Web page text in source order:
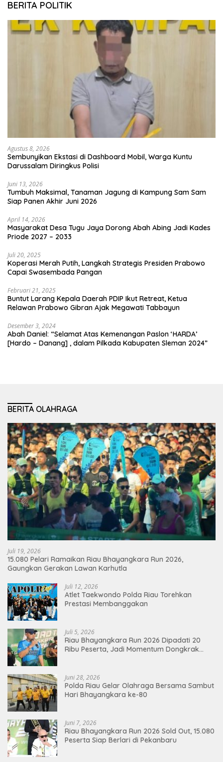
BERITA POLITIK
Agustus 8, 2026
Sembunyikan Ekstasi di Dashboard Mobil, Warga Kuntu
Darussalam Diringkus Polisi
Juni 13, 2026
Tumbuh Maksimal, Tanaman Jagung di Kampung Sam Sam
Siap Panen Akhir Juni 2026
April 14, 2026
Masyarakat Desa Tugu Jaya Dorong Abah Abing Jadi Kades
Priode 2027 – 2033
Juli 20, 2025
Koperasi Merah Putih, Langkah Strategis Presiden Prabowo
Capai Swasembada Pangan
Februari 21, 2025
Buntut Larang Kepala Daerah PDIP Ikut Retreat, Ketua
Relawan Prabowo Gibran Ajak Megawati Tabbayun
Desember 3, 2024
Abah Daniel: “Selamat Atas Kemenangan Paslon ‘HARDA’
[Hardo – Danang] , dalam Pilkada Kabupaten Sleman 2024”
BERITA OLAHRAGA
Juli 19, 2026
15.080 Pelari Ramaikan Riau Bhayangkara Run 2026,
Gaungkan Gerakan Lawan Karhutla
Juli 12, 2026
Atlet Taekwondo Polda Riau Torehkan
Prestasi Membanggakan
Juli 5, 2026
Riau Bhayangkara Run 2026 Dipadati 20
Ribu Peserta, Jadi Momentum Dongkrak
Juni 28, 2026
Polda Riau Gelar Olahraga Bersama Sambut
Hari Bhayangkara ke-80
Juni 7, 2026
Riau Bhayangkara Run 2026 Sold Out, 15.080
Peserta Siap Berlari di Pekanbaru